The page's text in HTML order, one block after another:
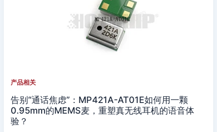
产品相关
告别“通话焦虑”：MP421A-AT01E如何用一颗
0.95mm的MEMS麦，重塑真无线耳机的语音体
验？